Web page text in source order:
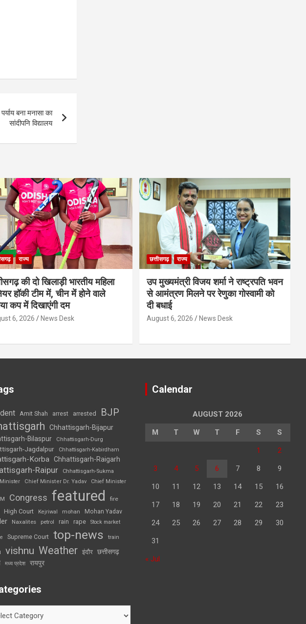
बना मनासा का
सांदीपनि विद्यालय
राज्य
की दो खिलाड़ी भारतीय महिला
हॉकी टीम में, चीन में होने वाले
कप में दिखाएंगी दम
6, 2026 News Desk
छत्तीसगढ़ राज्य
उप मुख्यमंत्री विजय शर्मा ने राष्ट्रपति भवन
से आमंत्रण मिलने पर रेणुका गोस्वामी को
दी बधाई
August 6, 2026 News Desk
Amit Shah arrest arrested BJP
Chhattisgarh-Bijapur
Bilaspur
Chhattisgarh-Durg
Jagdalpur Chhattisgarh-Kabirdham
Korba Chhattisgarh-Raigarh
Raipur
Chhattisgarh-Sukma
Chief Minister Dr. Yadav Chief Minister
Congress featured
fire
High Court Kejriwal mohan Mohan Yadav
Naxalites petrol rain rape Stock market
Supreme Court top-news train
vishnu Weather इंदौर छत्तीसगढ़
मध्य प्रदेश रायपुर
Calendar
AUGUST 2026
M T W T F S S
1 2
3 4 5 6 7 8 9
10 11 12 13 14 15 16
17 18 19 20 21 22 23
24 25 26 27 28 29 30
31
« Jul